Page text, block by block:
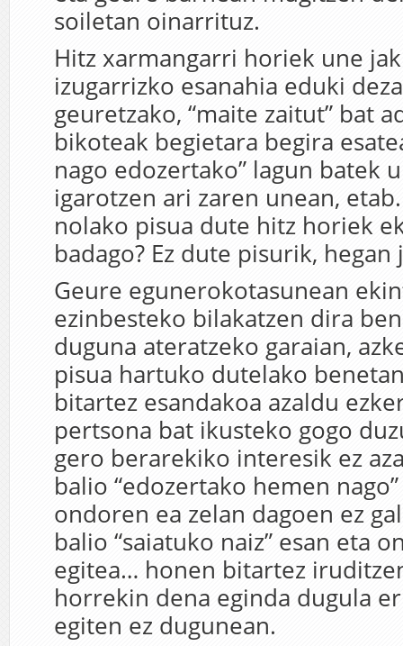
soiletan oinarrituz.
Hitz xarmangarri horiek une
izugarrizko esanahia eduki
geuretzako, “maite zaitut” bat
bikoteak begietara begira
nago edozertako” lagun batek
igarotzen ari zaren unean,
nolako pisua dute hitz horiek
badago? Ez dute pisurik,
Geure egunerokotasunean
ezinbesteko bilakatzen dira
duguna ateratzeko garaian,
pisua hartuko dutelako
bitartez esandakoa azaldu
pertsona bat ikusteko gogo
gero berarekiko interesik ez
balio “edozertako hemen
ondoren ea zelan dagoen ez
balio “saiatuko naiz” esan eta
egitea… honen bitartez
horrekin dena eginda dugula
egiten ez dugunean.